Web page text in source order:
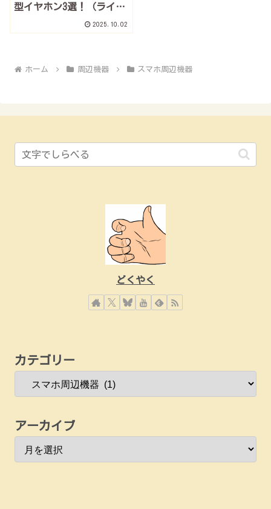
型イヤホン3選！（ライト
2025.10.02
ホーム 周辺機器 スマホ周辺機器
どくやく
カテゴリー
アーカイブ